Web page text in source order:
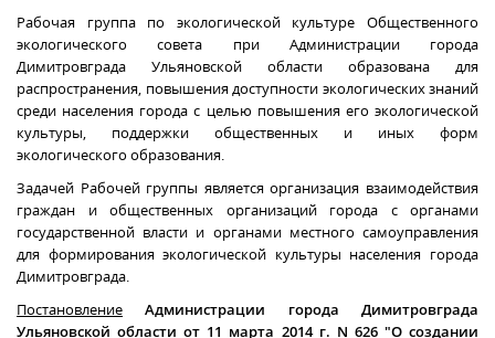
Рабочая группа по экологической культуре Общественного
экологического совета при Администрации города
Димитровграда Ульяновской области образована для
распространения, повышения доступности экологических знаний
среди населения города с целью повышения его экологической
культуры, поддержки общественных и иных форм
экологического образования.
Задачей Рабочей группы является организация взаимодействия
граждан и общественных организаций города с органами
государственной власти и органами местного самоуправления
для формирования экологической культуры населения города
Димитровграда.
Постановление Администрации города Димитровграда
Ульяновской области от 11 марта 2014 г. N 626 "О создании